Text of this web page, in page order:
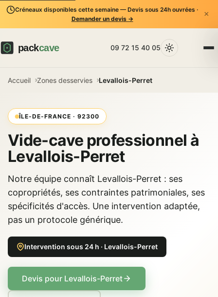
Créneaux disponibles cette semaine — Devis sous 24h ouvrées ·
Demander un devis →
×
09 72 15 40 05
Accueil Zones desservies Levallois-Perret
ÎLE-DE-FRANCE · 92300
Vide-cave professionnel à
Levallois-Perret
Notre équipe connaît Levallois-Perret : ses
copropriétés, ses contraintes patrimoniales, ses
spécificités d'accès. Une intervention adaptée,
pas un protocole générique.
Intervention sous 24 h · Levallois-Perret
Devis pour Levallois-Perret